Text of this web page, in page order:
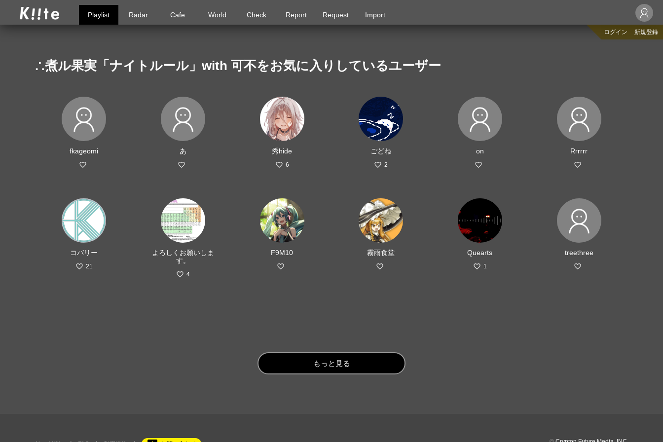
Playlist Radar Cafe World Check Report Request Import
ログイン 新規登録
∴煮ル果実「ナイトルール」with 可不をお気に入りしているユーザー
fkageomi あ 秀hide
6
ごどね
2
on Rrrrrr
コバリー
21
よろしくお願いしま
す。
4
F9M10 霧雨食堂 Quearts
1
treethree
もっと見る